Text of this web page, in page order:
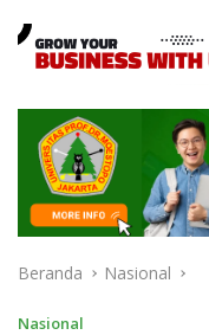
Beranda Nasional
Nasional